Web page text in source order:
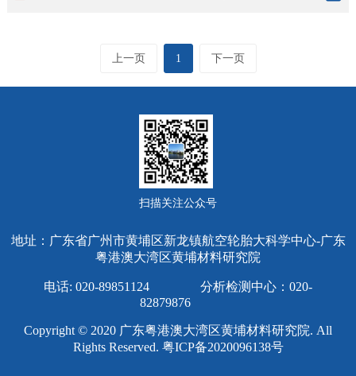
上一页 1 下一页
扫描关注公众号
地址：广东省广州市黄埔区新龙镇航空轮胎大科学中心-广东
粤港澳大湾区黄埔材料研究院
电话: 020-89851124 分析检测中心：020-
82879876
Copyright © 2020 广东粤港澳大湾区黄埔材料研究院. All
Rights Reserved. 粤ICP备2020096138号